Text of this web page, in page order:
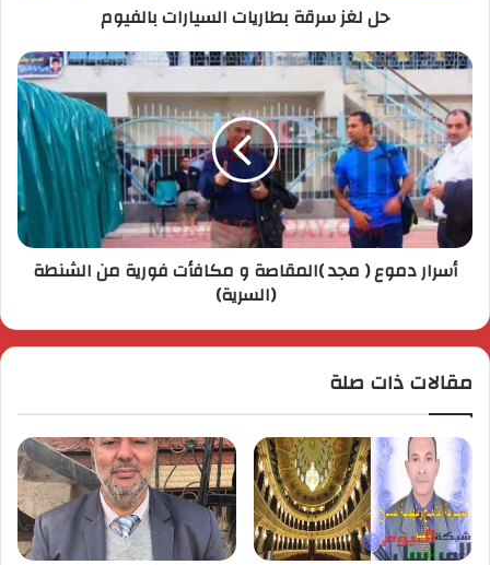
حل لغز سرقة بطاريات السيارات بالفيوم
أسرار دموع ( مجد )المقاصة و مكافأت فورية من الشنطة
(السرية)
مقالات ذات صلة